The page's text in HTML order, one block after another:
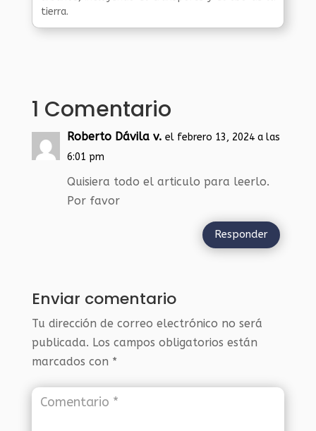
tierra.
1 Comentario
Roberto Dávila v. el febrero 13, 2024 a las
6:01 pm
Quisiera todo el articulo para leerlo.
Por favor
Responder
Enviar comentario
Tu dirección de correo electrónico no será
publicada. Los campos obligatorios están
marcados con *